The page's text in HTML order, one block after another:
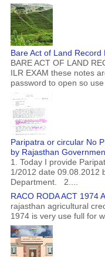
Bare Act of Land Record
BARE ACT OF LAND
ILR EXAM these notes
password to open so
Paripatra or circular No
by Rajasthan
1. Today I provide
1/2012 date 09.08.2012
Department. 2....
RACO RODA ACT 1974
rajasthan agricultural
1974 is very use full for